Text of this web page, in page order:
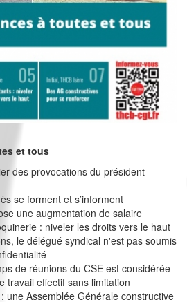
et tous
des provocations du président
se forment et s’informent
une augmentation de salaire
: niveler les droits vers le haut
le délégué syndical n'est pas soumis
de réunions du CSE est considérée
travail effectif sans limitation
une Assemblée Générale constructive